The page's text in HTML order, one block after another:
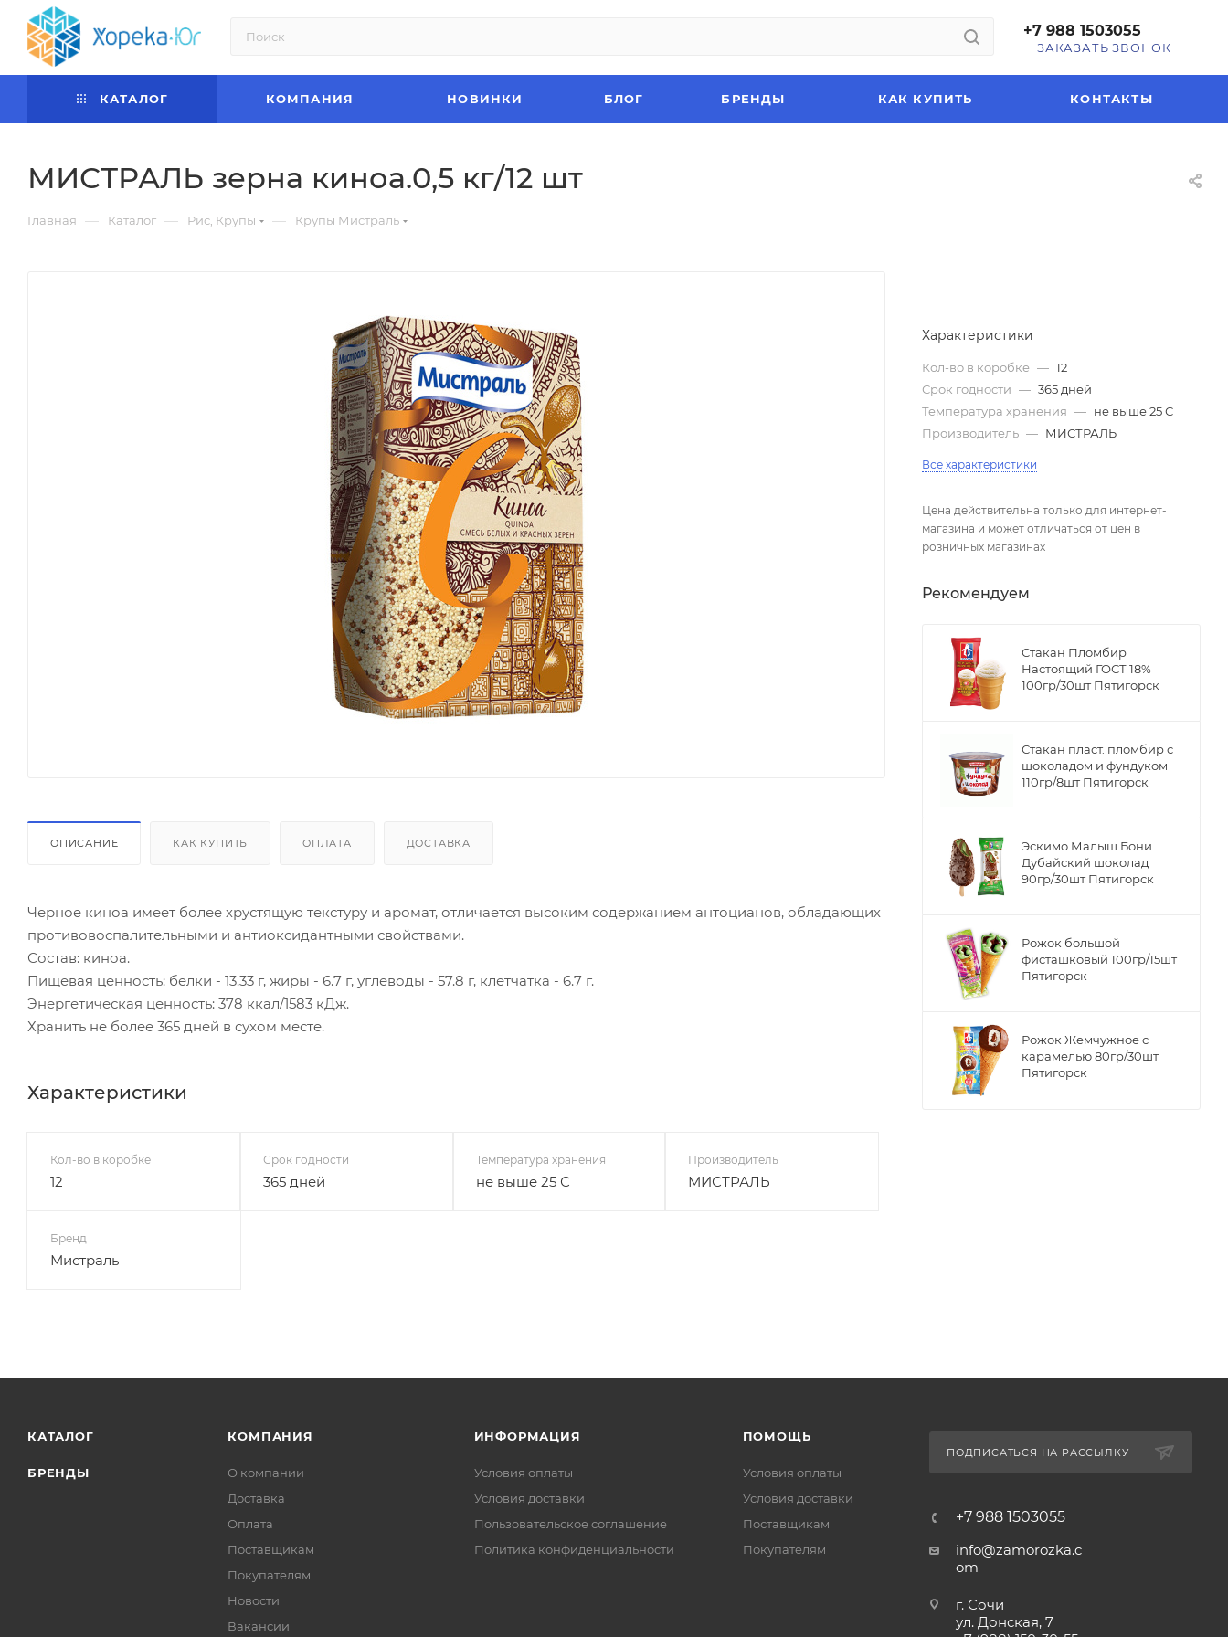
+7 988 1503055
ЗАКАЗАТЬ ЗВОНОК
КАТАЛОГ КОМПАНИЯ НОВИНКИ БЛОГ БРЕНДЫ КАК КУПИТЬ КОНТАКТЫ
МИСТРАЛЬ зерна киноа.0,5 кг/12 шт
Главная — Каталог — Рис, Крупы — Крупы Мистраль
ОПИСАНИЕ КАК КУПИТЬ ОПЛАТА ДОСТАВКА
Черное киноа имеет более хрустящую текстуру и аромат, отличается высоким содержанием антоцианов, обладающих
противовоспалительными и антиоксидантными свойствами.
Состав: киноа.
Пищевая ценность: белки - 13.33 г, жиры - 6.7 г, углеводы - 57.8 г, клетчатка - 6.7 г.
Энергетическая ценность: 378 ккал/1583 кДж.
Хранить не более 365 дней в сухом месте.
Характеристики
Кол-во в коробке
12
Срок годности
365 дней
Температура хранения
не выше 25 С
Производитель
МИСТРАЛЬ
Бренд
Мистраль
Характеристики
Кол-во в коробке — 12
Срок годности — 365 дней
Температура хранения — не выше 25 С
Производитель — МИСТРАЛЬ
Все характеристики
Цена действительна только для интернет-
магазина и может отличаться от цен в
розничных магазинах
Рекомендуем
Стакан Пломбир
Настоящий ГОСТ 18%
100гр/30шт Пятигорск
Стакан пласт. пломбир с
шоколадом и фундуком
110гр/8шт Пятигорск
Эскимо Малыш Бони
Дубайский шоколад
90гр/30шт Пятигорск
Рожок большой
фисташковый 100гр/15шт
Пятигорск
Рожок Жемчужное с
карамелью 80гр/30шт
Пятигорск
КАТАЛОГ
БРЕНДЫ
КОМПАНИЯ
О компании
Доставка
Оплата
Поставщикам
Покупателям
Новости
Вакансии
ИНФОРМАЦИЯ
Условия оплаты
Условия доставки
Пользовательское соглашение
Политика конфиденциальности
ПОМОЩЬ
Условия оплаты
Условия доставки
Поставщикам
Покупателям
ПОДПИСАТЬСЯ НА РАССЫЛКУ
+7 988 1503055
info@zamorozka.c
om
г. Сочи
ул. Донская, 7